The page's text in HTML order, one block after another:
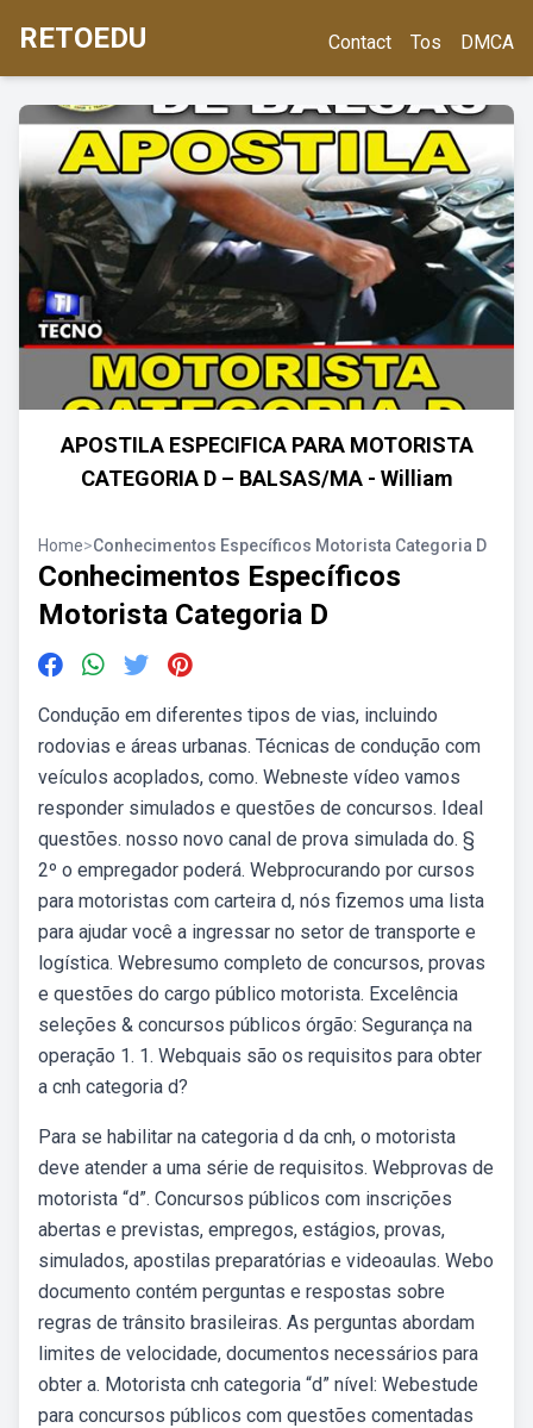
RETOEDU Contact Tos DMCA
APOSTILA ESPECIFICA PARA MOTORISTA
CATEGORIA D – BALSAS/MA - William
Home>Conhecimentos Específicos Motorista Categoria D
Conhecimentos Específicos
Motorista Categoria D
Condução em diferentes tipos de vias, incluindo
rodovias e áreas urbanas. Técnicas de condução com
veículos acoplados, como. Webneste vídeo vamos
responder simulados e questões de concursos. Ideal
questões. nosso novo canal de prova simulada do. §
2º o empregador poderá. Webprocurando por cursos
para motoristas com carteira d, nós fizemos uma lista
para ajudar você a ingressar no setor de transporte e
logística. Webresumo completo de concursos, provas
e questões do cargo público motorista. Excelência
seleções & concursos públicos órgão: Segurança na
operação 1. 1. Webquais são os requisitos para obter
a cnh categoria d?
Para se habilitar na categoria d da cnh, o motorista
deve atender a uma série de requisitos. Webprovas de
motorista “d”. Concursos públicos com inscrições
abertas e previstas, empregos, estágios, provas,
simulados, apostilas preparatórias e videoaulas. Webo
documento contém perguntas e respostas sobre
regras de trânsito brasileiras. As perguntas abordam
limites de velocidade, documentos necessários para
obter a. Motorista cnh categoria “d” nível: Webestude
para concursos públicos com questões comentadas